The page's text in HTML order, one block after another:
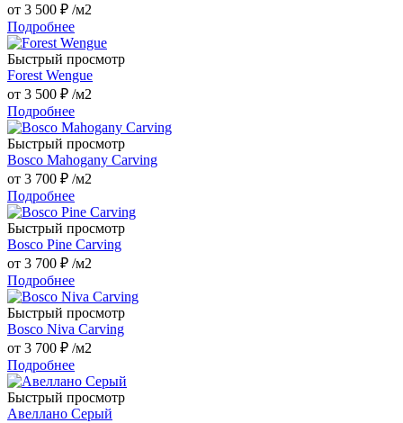
от 3 500 ₽ /м2
Подробнее
Быстрый просмотр
Forest Wengue
от 3 500 ₽ /м2
Подробнее
Быстрый просмотр
Bosco Mahogany Carving
от 3 700 ₽ /м2
Подробнее
Быстрый просмотр
Bosco Pine Carving
от 3 700 ₽ /м2
Подробнее
Быстрый просмотр
Bosco Niva Carving
от 3 700 ₽ /м2
Подробнее
Быстрый просмотр
Авеллано Серый